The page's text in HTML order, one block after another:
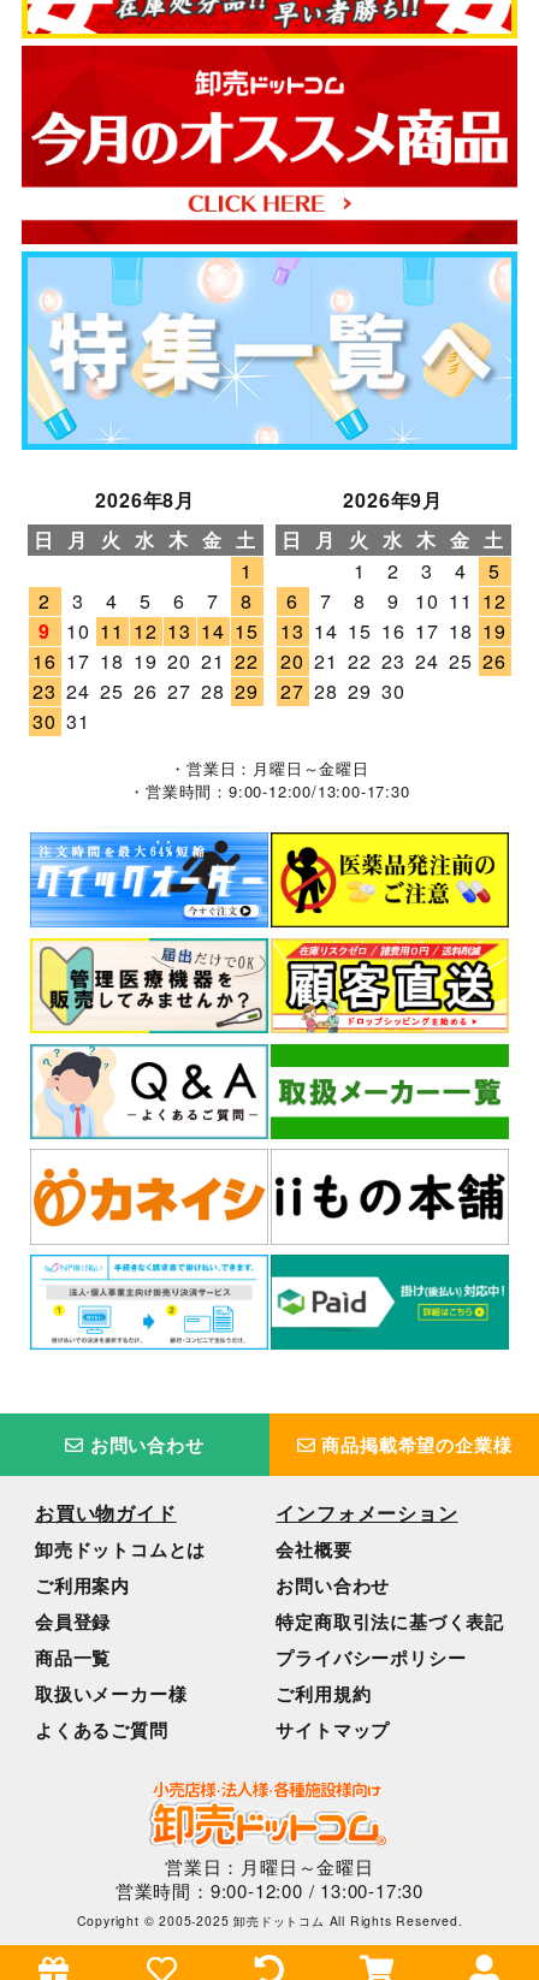
2026年8月
日
月 火 水 木 金 土
1
2
3 4 5 6 7
8
9
10 11 12 13 14 15
16 17 18 19 20 21 22
23 24 25 26 27 28 29
30 31
2026年9月
日
月 火 水 木 金 土
1
2 3 4
5
6
7 8 9 10 11 12
13 14 15 16 17 18 19
20 21 22 23 24 25 26
27 28 29 30
・営業日：月曜日～金曜日
・営業時間：9:00-12:00/13:00-17:30
お問い合わせ 商品掲載希望の企業様
お買い物ガイド
卸売ドットコムとは
ご利用案内
会員登録
商品一覧
取扱いメーカー様
よくあるご質問
インフォメーション
会社概要
お問い合わせ
特定商取引法に基づく表記
プライバシーポリシー
ご利用規約
サイトマップ
営業日：月曜日～金曜日
営業時間：9:00-12:00 / 13:00-17:30
Copyright © 2005-2025 卸売ドットコム All Rights Reserved.